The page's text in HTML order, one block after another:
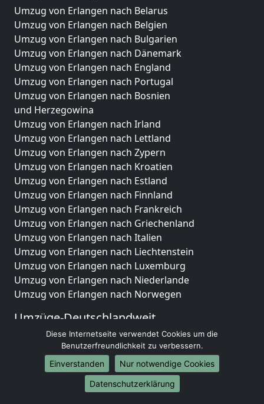
Umzug von Erlangen nach Belarus
Umzug von Erlangen nach Belgien
Umzug von Erlangen nach Bulgarien
Umzug von Erlangen nach Dänemark
Umzug von Erlangen nach England
Umzug von Erlangen nach Portugal
Umzug von Erlangen nach Bosnien
und Herzegowina
Umzug von Erlangen nach Irland
Umzug von Erlangen nach Lettland
Umzug von Erlangen nach Zypern
Umzug von Erlangen nach Kroatien
Umzug von Erlangen nach Estland
Umzug von Erlangen nach Finnland
Umzug von Erlangen nach Frankreich
Umzug von Erlangen nach Griechenland
Umzug von Erlangen nach Italien
Umzug von Erlangen nach Liechtenstein
Umzug von Erlangen nach Luxemburg
Umzug von Erlangen nach Niederlande
Umzug von Erlangen nach Norwegen
Umzüge-Deutschlandweit
Umzug von Erlangen nach Berlin
Umzug von Erlangen nach Hamburg
Umzug von Erlangen nach München
Umzug von Erlangen nach Köln
Umzug von Erlangen nach Frankfurt am Main
Diese Internetseite verwendet Cookies um die
Benutzerfreundlichkeit zu verbessern.
Einverstanden
Nur notwendige Cookies
Datenschutzerklärung